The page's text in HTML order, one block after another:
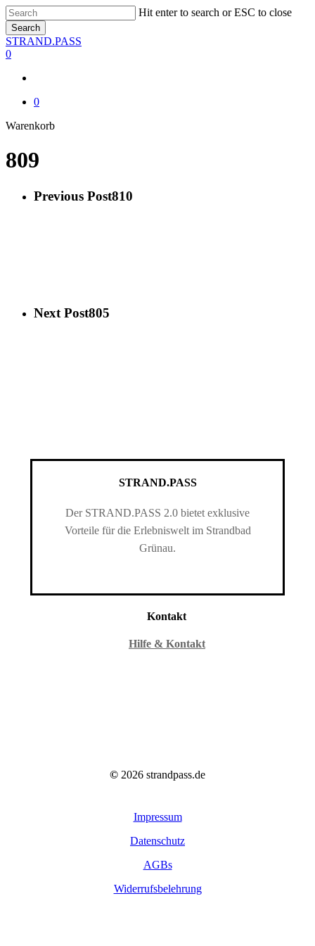
Skip
to
main
content
Hit enter to search or ESC to close
Search
Close
Search
STRAND.PASS
0
0
WarenkorbClose
809
Previous Post810
Next Post805
STRAND.PASS
Der STRAND.PASS 2.0 bietet exklusive
Vorteile für die Erlebniswelt im Strandbad
Grünau.
Kontakt
Hilfe & Kontakt
© 2026 strandpass.de
Impressum
Datenschutz
AGBs
Widerrufsbelehrung